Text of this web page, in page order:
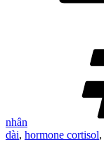
nhân
dài, hormone cortisol,